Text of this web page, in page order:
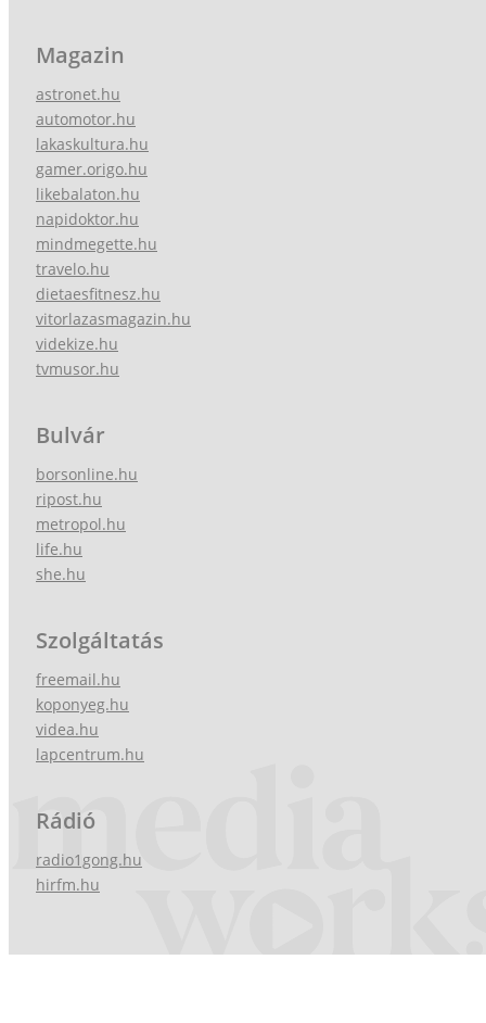
Magazin
astronet.hu
automotor.hu
lakaskultura.hu
gamer.origo.hu
likebalaton.hu
napidoktor.hu
mindmegette.hu
travelo.hu
dietaesfitnesz.hu
vitorlazasmagazin.hu
videkize.hu
tvmusor.hu
Bulvár
borsonline.hu
ripost.hu
metropol.hu
life.hu
she.hu
Szolgáltatás
freemail.hu
koponyeg.hu
videa.hu
lapcentrum.hu
Rádió
radio1gong.hu
hirfm.hu